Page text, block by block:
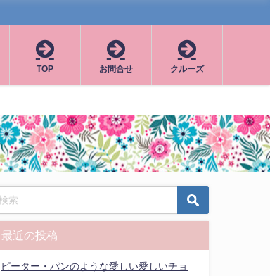
TOP お問合せ クルーズ
最近の投稿
ピーター・パンのような愛しい愛しいチョ